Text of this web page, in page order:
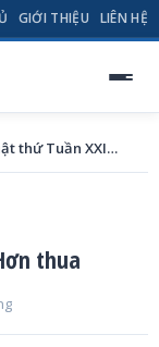
GIỚI THIỆU LIÊN HỆ
Chúa Nhật thứ Tuần XXIX – TN : Hơn thua
thua